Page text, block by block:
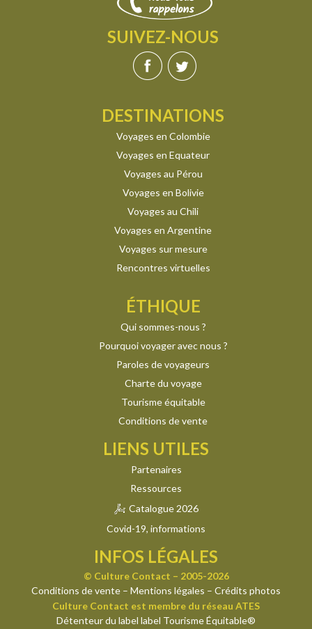
SUIVEZ-NOUS
DESTINATIONS
Voyages en Colombie
Voyages en Equateur
Voyages au Pérou
Voyages en Bolivie
Voyages au Chili
Voyages en Argentine
Voyages sur mesure
Rencontres virtuelles
ÉTHIQUE
Qui sommes-nous ?
Pourquoi voyager avec nous ?
Paroles de voyageurs
Charte du voyage
Tourisme équitable
Conditions de vente
LIENS UTILES
Partenaires
Ressources
Catalogue 2026
Covid-19, informations
INFOS LÉGALES
© Culture Contact – 2005-2026
Conditions de vente – Mentions légales – Crédits photos
Culture Contact est membre du réseau ATES
Détenteur du label label Tourisme Équitable®